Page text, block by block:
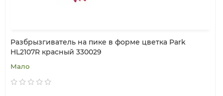
Разбрызгиватель на пике в форме цветка Park
HL2107R красный 330029
Мало